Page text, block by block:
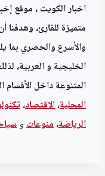
اخبار الكويت ، موقع
متميزة للقارئ، وهدفنا
والأسرع والحصري بما
الخليجية و العربية،
المتنوعة داخل الأقسام
المحلية،الاقتصاد،
الرياضة،منوعاتو